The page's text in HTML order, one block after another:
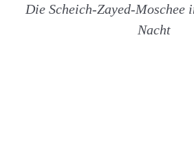
Die Scheich-Zayed-Moschee
Nacht